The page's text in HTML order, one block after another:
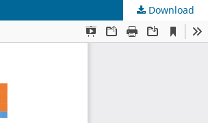
Download